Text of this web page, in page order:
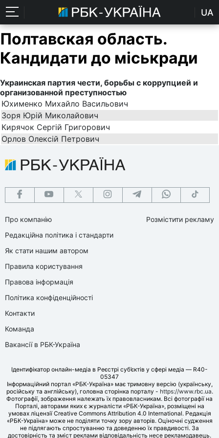
UA
Полтавская область.
Кандидати до міськради
Украинская партия чести, борьбы с коррупцией и
организованной преступностью
Юхименко Михайло Васильович
Зоря Юрій Миколайович
Кирячок Сергій Григорович
Орлов Олексій Петрович
Про компанію
Редакційна політика і стандарти
Як стати нашим автором
Правила користування
Правова інформація
Політика конфіденційності
Контакти
Команда
Вакансії в РБК-Україна
Розмістити рекламу
Ідентифікатор онлайн-медіа в Реєстрі суб’єктів у сфері медіа — R40-
05347
Інформаційний портал «РБК-Україна» має тримовну версію (українську,
російську та англійську), головна сторінка порталу - https://www.rbc.ua.
Фотографії, зображення належать їх правовласникам. Всі фотографії на
Порталі, авторами яких є журналісти «РБК-Україна», розміщені на
умовах ліцензії Creative Commons Attribution 4.0 International. Редакція
«РБК-Україна» може не поділяти точку зору авторів. Оціночні судження
не підлягають спростуванню та доведенню їх правдивості. За
достовірність та зміст реклами відповідальність несе рекламодавець.